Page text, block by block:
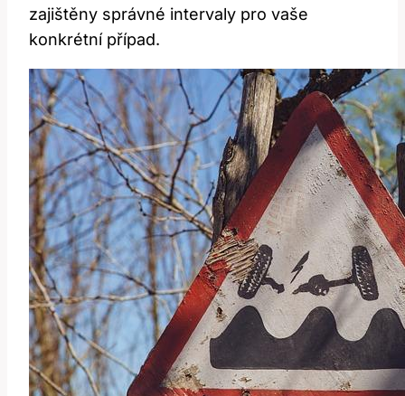
zajištěny správné intervaly pro vaše
konkrétní případ.